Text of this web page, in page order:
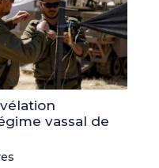
vassal de